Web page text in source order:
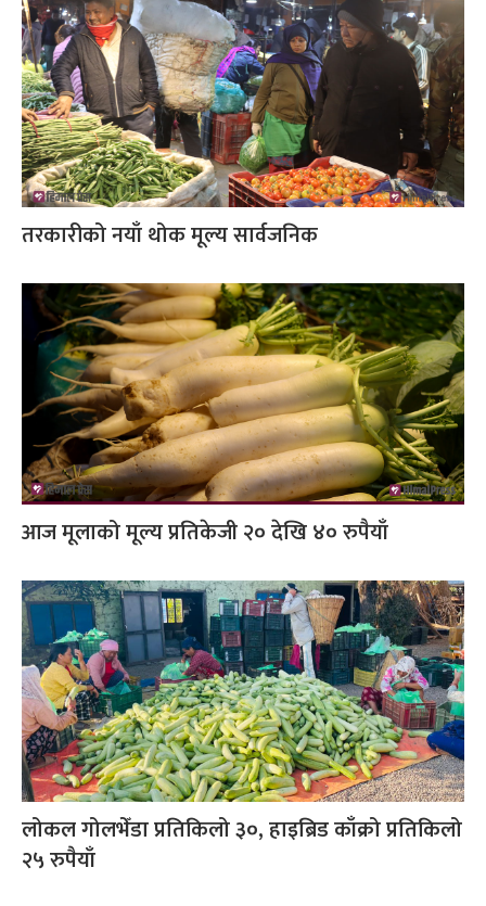
तरकारीको नयाँ थोक मूल्य सार्वजनिक
आज मूलाको मूल्य प्रतिकेजी २० देखि ४० रुपैयाँ
लोकल गोलभेँडा प्रतिकिलो ३०, हाइब्रिड काँक्रो प्रतिकिलो
२५ रुपैयाँ